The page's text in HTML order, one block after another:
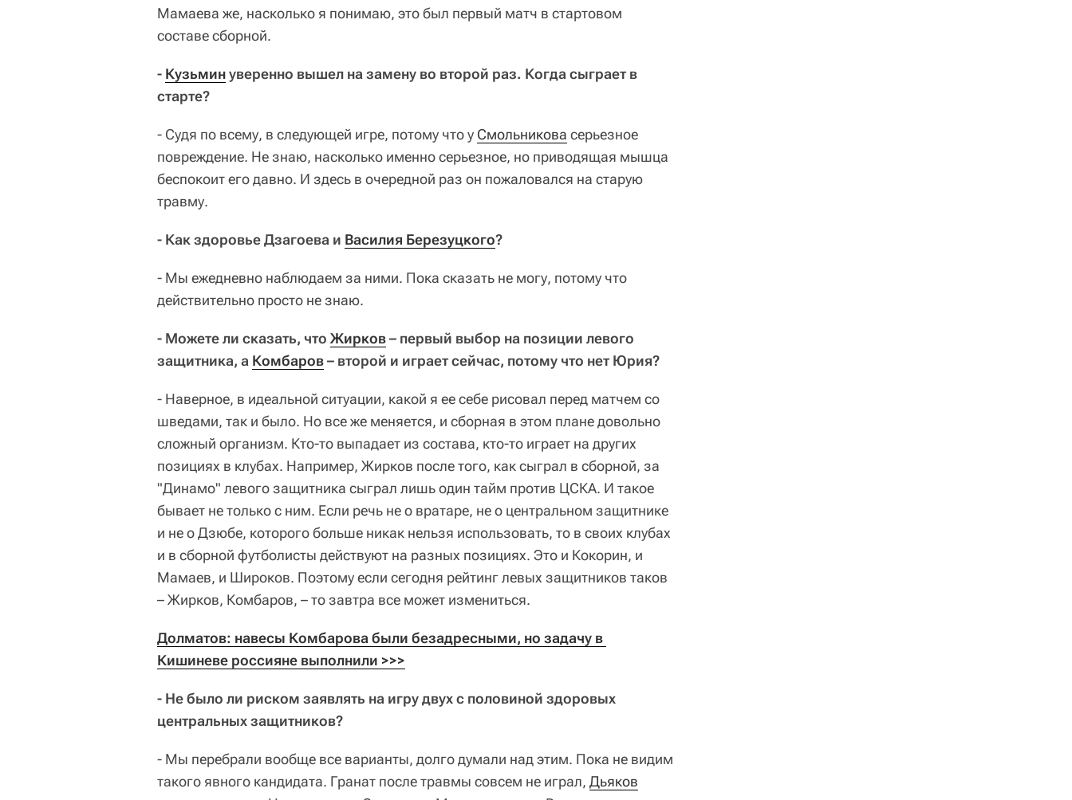
Мамаева же, насколько я понимаю, это был первый матч в стартовом
составе сборной.
- Кузьминуверенно вышел на замену во второй раз. Когда сыграет в
старте?
- Судя по всему, в следующей игре, потому что у Смольникова серьезное
повреждение. Не знаю, насколько именно серьезное, но приводящая мышца
беспокоит его давно. И здесь в очередной раз он пожаловался на старую
травму.
- Как здоровье Дзагоева и Василия Березуцкого?
- Мы ежедневно наблюдаем за ними. Пока сказать не могу, потому что
действительно просто не знаю.
- Можете ли сказать, что Жирков– первый выбор на позиции левого
защитника, а Комбаров– второй и играет сейчас, потому что нет Юрия?
- Наверное, в идеальной ситуации, какой я ее себе рисовал перед матчем со
шведами, так и было. Но все же меняется, и сборная в этом плане довольно
сложный организм. Кто-то выпадает из состава, кто-то играет на других
позициях в клубах. Например, Жирков после того, как сыграл в сборной, за
"Динамо" левого защитника сыграл лишь один тайм против ЦСКА. И такое
бывает не только с ним. Если речь не о вратаре, не о центральном защитнике
и не о Дзюбе, которого больше никак нельзя использовать, то в своих клубах
и в сборной футболисты действуют на разных позициях. Это и Кокорин, и
Мамаев, и Широков. Поэтому если сегодня рейтинг левых защитников таков
– Жирков, Комбаров, – то завтра все может измениться.
Долматов: навесы Комбарова были безадресными, но задачу в
Кишиневе россияне выполнили >>>
- Не было ли риском заявлять на игру двух с половиной здоровых
центральных защитников?
- Мы перебрали вообще все варианты, долго думали над этим. Пока не видим
такого явного кандидата. Гранат после травмы совсем не играл, Дьяков